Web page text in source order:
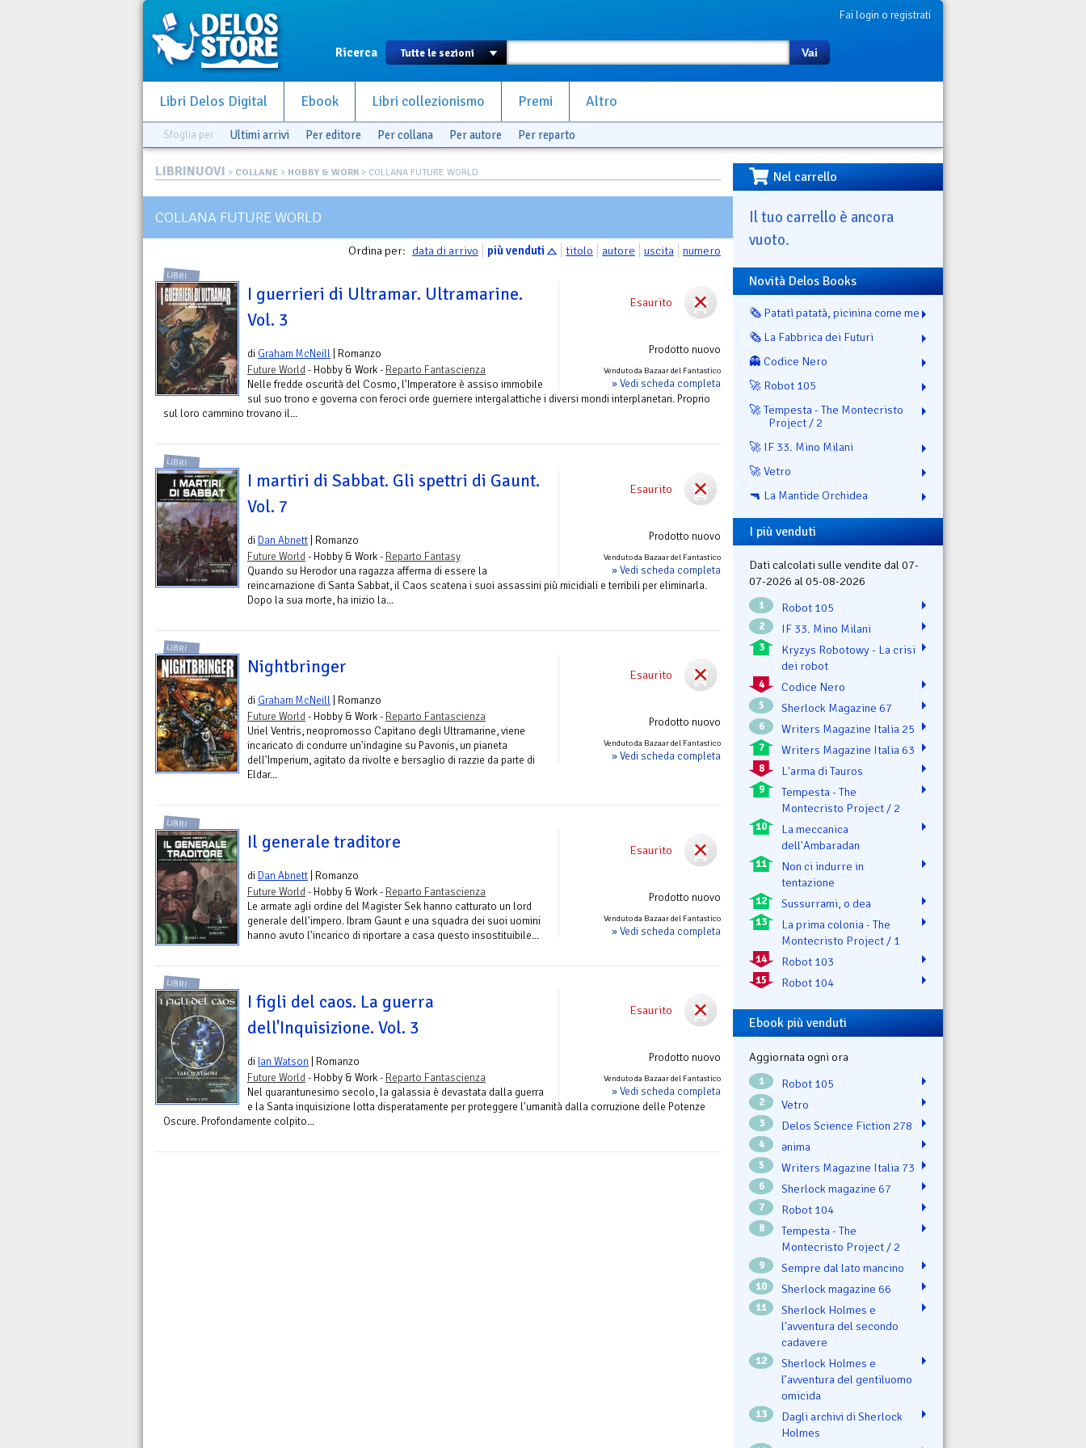
Fai login o registrati
Ricerca Vai
Libri Delos Digital Ebook Libri collezionismo Premi Altro
Sfoglia per Ultimi arrivi Per editore Per collana Per autore Per reparto
LIBRINUOVI > COLLANE > HOBBY & WORK > COLLANA FUTURE WORLD
COLLANA FUTURE WORLD
Ordina per: data di arrivo più venduti titolo autore uscita numero
Esaurito
Prodotto nuovo
Venduto da Bazaar del Fantastico
» Vedi scheda completa
LIBRI
I guerrieri di Ultramar. Ultramarine.
Vol. 3
di Graham McNeill | Romanzo
Future World- Hobby & Work - Reparto Fantascienza
Nelle fredde oscurità del Cosmo, l'Imperatore è assiso immobile
sul suo trono e governa con feroci orde guerriere intergalattiche i diversi mondi interplanetari. Proprio
sul loro cammino trovano il...
Esaurito
Prodotto nuovo
Venduto da Bazaar del Fantastico
» Vedi scheda completa
LIBRI
I martiri di Sabbat. Gli spettri di Gaunt.
Vol. 7
di Dan Abnett | Romanzo
Future World- Hobby & Work - Reparto Fantasy
Quando su Herodor una ragazza afferma di essere la
reincarnazione di Santa Sabbat, il Caos scatena i suoi assassini più micidiali e terribili per eliminarla.
Dopo la sua morte, ha inizio la...
Esaurito
Prodotto nuovo
Venduto da Bazaar del Fantastico
» Vedi scheda completa
LIBRI
Nightbringer
di Graham McNeill | Romanzo
Future World- Hobby & Work - Reparto Fantascienza
Uriel Ventris, neopromosso Capitano degli Ultramarine, viene
incaricato di condurre un'indagine su Pavonis, un pianeta
dell'Imperium, agitato da rivolte e bersaglio di razzie da parte di
Eldar...
Esaurito
Prodotto nuovo
Venduto da Bazaar del Fantastico
» Vedi scheda completa
LIBRI
Il generale traditore
di Dan Abnett | Romanzo
Future World- Hobby & Work - Reparto Fantascienza
Le armate agli ordine del Magister Sek hanno catturato un lord
generale dell'impero. Ibram Gaunt e una squadra dei suoi uomini
hanno avuto l'incarico di riportare a casa questo insostituibile...
Esaurito
Prodotto nuovo
Venduto da Bazaar del Fantastico
» Vedi scheda completa
LIBRI
I figli del caos. La guerra
dell'Inquisizione. Vol. 3
di Ian Watson | Romanzo
Future World- Hobby & Work - Reparto Fantascienza
Nel quarantunesimo secolo, la galassia è devastata dalla guerra
e la Santa inquisizione lotta disperatamente per proteggere l'umanità dalla corruzione delle Potenze
Oscure. Profondamente colpito...
Nel carrello
Il tuo carrello è ancora
vuoto.
Novità Delos Books
🗞️ Patatì patatà, picinina come me
🗞️ La Fabbrica dei Futuri
👻 Codice Nero
🚀 Robot 105
🚀 Tempesta - The Montecristo
Project / 2
🚀 IF 33. Mino Milani
🚀 Vetro
🔫 La Mantide Orchidea
I più venduti
Dati calcolati sulle vendite dal 07-
07-2026 al 05-08-2026
1 Robot 105
2 IF 33. Mino Milani
3
Kryzys Robotowy - La crisi
dei robot
4 Codice Nero
5 Sherlock Magazine 67
6 Writers Magazine Italia 25
7 Writers Magazine Italia 63
8 L'arma di Tauros
9
Tempesta - The
Montecristo Project / 2
10
La meccanica
dell'Ambaradan
11
Non ci indurre in
tentazione
12 Sussurrami, o dea
13
La prima colonia - The
Montecristo Project / 1
14 Robot 103
15 Robot 104
Ebook più venduti
Aggiornata ogni ora
1 Robot 105
2 Vetro
3 Delos Science Fiction 278
4 ənima
5 Writers Magazine Italia 73
6 Sherlock magazine 67
7 Robot 104
8
Tempesta - The
Montecristo Project / 2
9 Sempre dal lato mancino
10 Sherlock magazine 66
11
Sherlock Holmes e
l'avventura del secondo
cadavere
12
Sherlock Holmes e
l’avventura del gentiluomo
omicida
13
Dagli archivi di Sherlock
Holmes